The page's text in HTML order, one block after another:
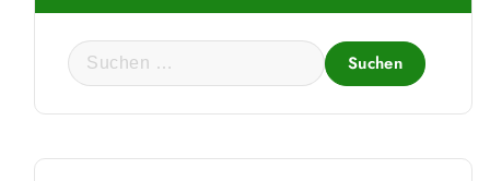
S
u
c